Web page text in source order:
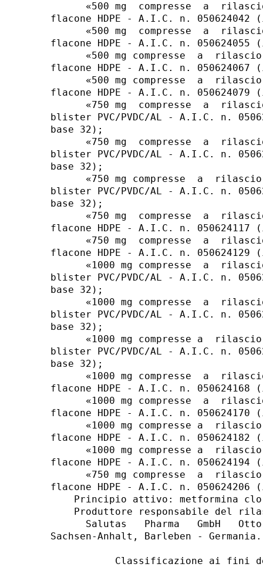
«500 mg  compresse  a
flacone HDPE - A.I.C. n.
«500 mg  compresse  a
flacone HDPE - A.I.C. n.
«500 mg compresse  a
flacone HDPE - A.I.C. n.
«500 mg compresse  a
flacone HDPE - A.I.C. n.
«750 mg  compresse  a
blister PVC/PVDC/AL - A.I.C. n.
base 32);
«750 mg  compresse  a
blister PVC/PVDC/AL - A.I.C. n.
base 32);
«750 mg compresse  a
blister PVC/PVDC/AL - A.I.C. n.
base 32);
«750 mg  compresse  a
flacone HDPE - A.I.C. n.
«750 mg  compresse  a
flacone HDPE - A.I.C. n.
«1000 mg compresse  a
blister PVC/PVDC/AL - A.I.C. n.
base 32);
«1000 mg compresse  a
blister PVC/PVDC/AL - A.I.C. n.
base 32);
«1000 mg compresse a
blister PVC/PVDC/AL - A.I.C. n.
base 32);
«1000 mg compresse  a
flacone HDPE - A.I.C. n.
«1000 mg compresse  a
flacone HDPE - A.I.C. n.
«1000 mg compresse a
flacone HDPE - A.I.C. n.
«1000 mg compresse a
flacone HDPE - A.I.C. n.
«750 mg compresse  a
flacone HDPE - A.I.C. n.
Principio attivo: metformina
Produttore responsabile del
Salutas   Pharma   GmbH
Sachsen-Anhalt, Barleben -
Classificazione ai fini